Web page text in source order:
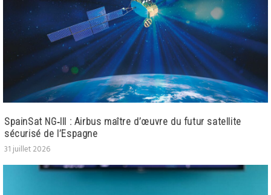
SpainSat NG‑III : Airbus maître d’œuvre du futur satellite
sécurisé de l’Espagne
31 juillet 2026